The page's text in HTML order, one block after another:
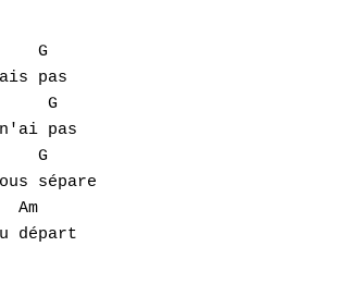
G
pas
G
pas
G
sépare
Am
départ